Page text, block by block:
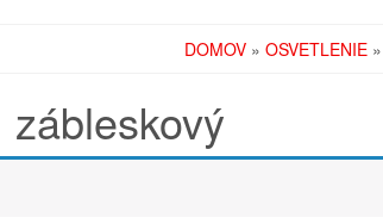
DOMOV » OSVETLENIE »
zábleskový